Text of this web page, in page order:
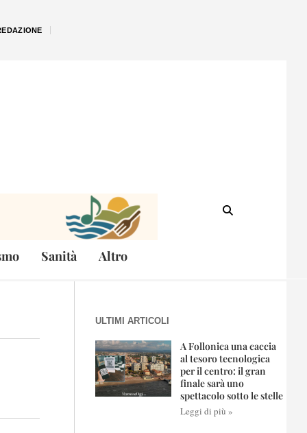
Sanità Altro
ULTIMI ARTICOLI
A Follonica una caccia
al tesoro tecnologica
per il centro: il gran
finale sarà uno
spettacolo sotto le stelle
Leggi di più »